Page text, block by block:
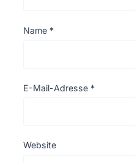
Name *
E-Mail-Adresse *
Website